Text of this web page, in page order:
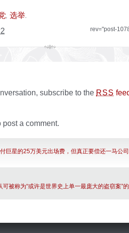
, 选举.
rev="post-
subscribe to the RSS
post a comment.
巨星的25万美元出场费，但真正要偿还一马公
可被称为“或许是世界史上单一最庞大的盗窃案”